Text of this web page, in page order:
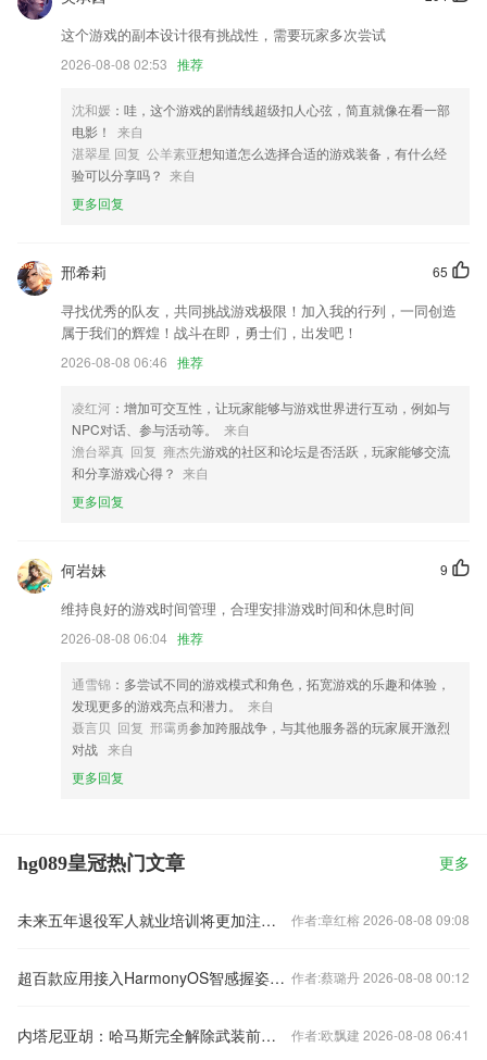
新增了学生证板块
解决动态只能保存一张图片的问题。
优化用户体验及修复已知问题
全新版本上线.
以上就是hg089皇冠的介绍，如果您喜欢这款软件，您可以到应用商店进
这个游戏的副本设计很有挑战性，需要玩家多次尝试
2026-08-08 02:53 推荐
沈和媛 ：哇，这个游戏的剧情线超级扣人心弦，简直就像在看一部
电影！
来自
湛翠星 回复 公羊素亚想知道怎么选择合适的游戏装备，有什么经
验可以分享吗？ 来自
更多回复
65
邢希莉
寻找优秀的队友，共同挑战游戏极限！加入我的行列，一同创造
属于我们的辉煌！战斗在即，勇士们，出发吧！
2026-08-08 06:46 推荐
凌红河 ：增加可交互性，让玩家能够与游戏世界进行互动，例如与
NPC对话、参与活动等。
来自
澹台翠真 回复 雍杰先游戏的社区和论坛是否活跃，玩家能够交流
和分享游戏心得？ 来自
更多回复
9
何岩妹
维持良好的游戏时间管理，合理安排游戏时间和休息时间
2026-08-08 06:04 推荐
通雪锦 ：多尝试不同的游戏模式和角色，拓宽游戏的乐趣和体验，
发现更多的游戏亮点和潜力。
来自
聂言贝 回复 邢霭勇参加跨服战争，与其他服务器的玩家展开激烈
对战 来自
更多回复
hg089皇冠热门文章 更多
未来五年退役军人就业培训将更加注重“需求牵引” 作者:章红榕 2026-08-08 09:08
超百款应用接入HarmonyOS智感握姿！折叠机展开体验更进一步，单手输入文字更便捷 作者:蔡璐丹 2026-08-08 00:12
内塔尼亚胡：哈马斯完全解除武装前不会从... 作者:欧飘建 2026-08-08 06:41